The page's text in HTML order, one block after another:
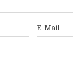
E-Mail